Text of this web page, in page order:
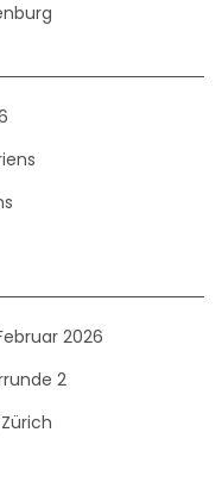
2026
2